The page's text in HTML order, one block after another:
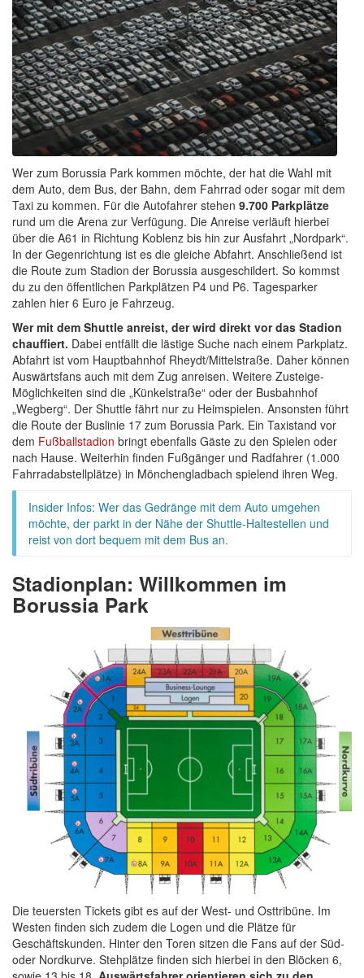
Wer zum Borussia Park kommen möchte, der hat die Wahl mit
dem Auto, dem Bus, der Bahn, dem Fahrrad oder sogar mit dem
Taxi zu kommen. Für die Autofahrer stehen 9.700 Parkplätze
rund um die Arena zur Verfügung. Die Anreise verläuft hierbei
über die A61 in Richtung Koblenz bis hin zur Ausfahrt „Nordpark“.
In der Gegenrichtung ist es die gleiche Abfahrt. Anschließend ist
die Route zum Stadion der Borussia ausgeschildert. So kommst
du zu den öffentlichen Parkplätzen P4 und P6. Tagesparker
zahlen hier 6 Euro je Fahrzeug.
Wer mit dem Shuttle anreist, der wird direkt vor das Stadion
chauffiert. Dabei entfällt die lästige Suche nach einem Parkplatz.
Abfahrt ist vom Hauptbahnhof Rheydt/Mittelstraße. Daher können
Auswärtsfans auch mit dem Zug anreisen. Weitere Zusteige-
Möglichkeiten sind die „Künkelstraße“ oder der Busbahnhof
„Wegberg“. Der Shuttle fährt nur zu Heimspielen. Ansonsten führt
die Route der Buslinie 17 zum Borussia Park. Ein Taxistand vor
dem Fußballstadion bringt ebenfalls Gäste zu den Spielen oder
nach Hause. Weiterhin finden Fußgänger und Radfahrer (1.000
Fahrradabstellplätze) in Mönchengladbach spielend ihren Weg.
Insider Infos: Wer das Gedränge mit dem Auto umgehen
möchte, der parkt in der Nähe der Shuttle-Haltestellen und
reist von dort bequem mit dem Bus an.
Stadionplan: Willkommen im
Borussia Park
Die teuersten Tickets gibt es auf der West- und Osttribüne. Im
Westen finden sich zudem die Logen und die Plätze für
Geschäftskunden. Hinter den Toren sitzen die Fans auf der Süd-
oder Nordkurve. Stehplätze finden sich hierbei in den Blöcken 6,